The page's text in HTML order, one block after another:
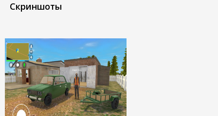
Скриншоты